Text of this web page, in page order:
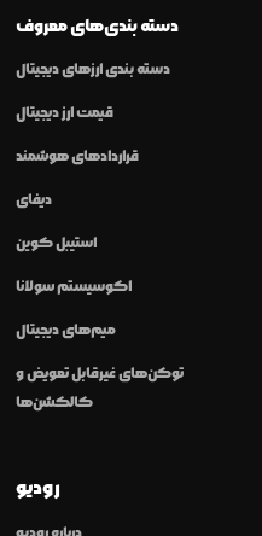
دسته بندی‌های معروف
دسته بندی ارزهای دیجیتال
قیمت ارز دیجیتال
قراردادهای هوشمند
دیفای
استیبل کوین
اکوسیستم سولانا
میم‌های دیجیتال
توکن‌های غیرقابل تعویض و
کالکشن‌ها
رودیو